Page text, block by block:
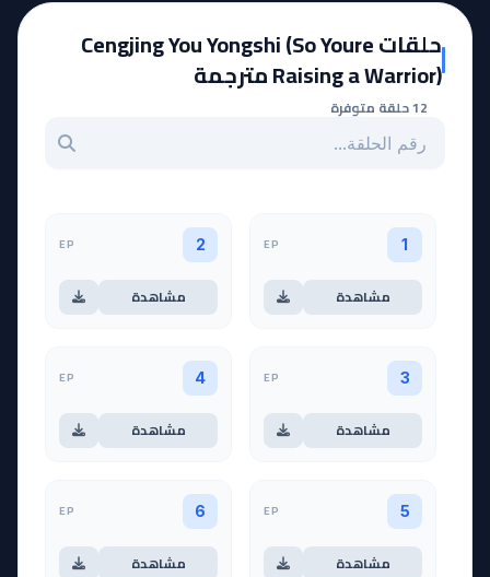
حلقات Cengjing You Yongshi (So Youre
Raising a Warrior) مترجمة
12 حلقة متوفرة
بحث عن حلقة بالرقم
1
EP
مشاهدة
2
EP
مشاهدة
3
EP
مشاهدة
4
EP
مشاهدة
5
EP
مشاهدة
6
EP
مشاهدة